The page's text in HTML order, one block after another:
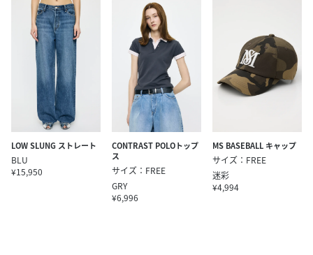
LOW SLUNG ストレート
BLU
¥15,950
CONTRAST POLOトップ
ス
サイズ：FREE
GRY
¥6,996
MS BASEBALL キャップ
サイズ：FREE
迷彩
¥4,994